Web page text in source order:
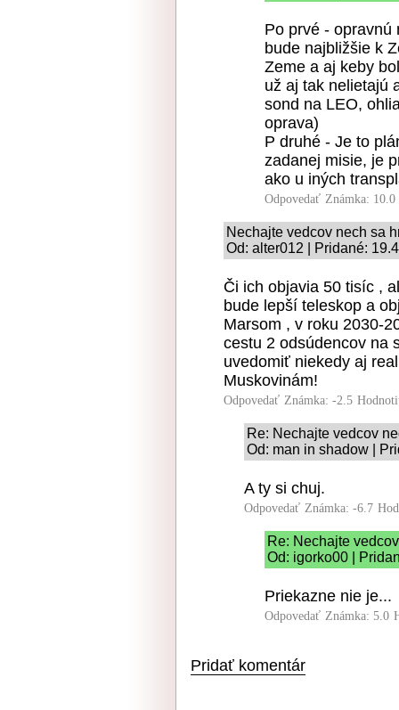
Po prvé - opravnú
bude najbližšie k
Zeme a aj keby
už aj tak nelietajú
sond na LEO,
oprava)
P druhé - Je to
zadanej misie, je
ako u iných
Odpovedať Známka: 10.0
Nechajte vedcov nech sa
Od: alter012 | Pridané:
Či ich objavia 50 tisíc ,
bude lepší teleskop a
Marsom , v roku 2030-
cestu 2 odsúdencov na
uvedomiť niekedy aj
Muskovinám!
Odpovedať Známka: -2.5
Re: Nechajte vedcov
Od: man in shadow |
A ty si chuj.
Odpovedať Známka: -6.7
Re: Nechajte
Od: igorko00 |
Priekazne nie je...
Odpovedať Známka: 5.0
Pridať komentár